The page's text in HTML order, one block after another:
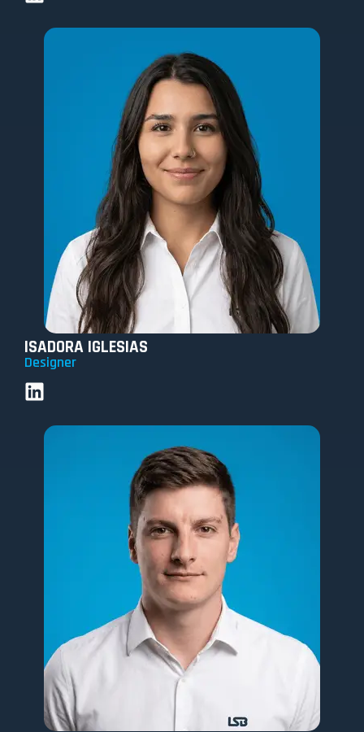
ISADORA IGLESIAS
Designer